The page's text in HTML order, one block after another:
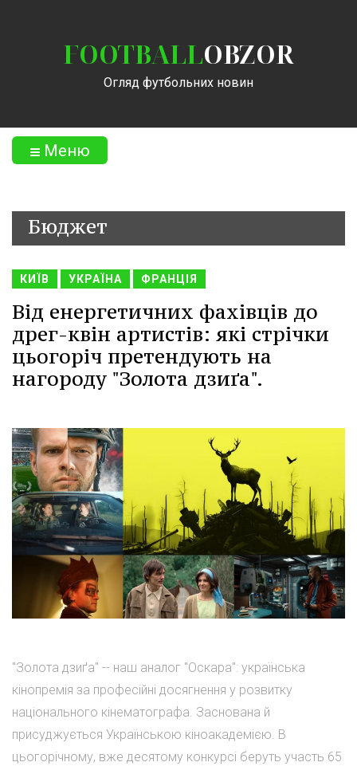
FOOTBALLOBZOR
Огляд футбольних новин
Меню
Бюджет
КИЇВ УКРАЇНА ФРАНЦІЯ
Від енергетичних фахівців до
дрег-квін артистів: які стрічки
цьогоріч претендують на
нагороду "Золота дзиґа".
"Золота дзиґа" -- наш аналог "Оскара": українська
кінопремія за професійні досягнення у розвитку
національного кінематографа. Заснована й
присуджується Українською кіноакадемією. В
цьогорічному, вже десятому конкурсі беруть участь 65